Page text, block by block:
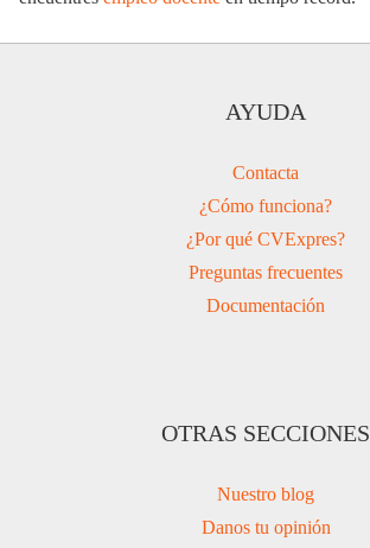
AYUDA
Contacta
¿Cómo funciona?
¿Por qué CVExpres?
Preguntas frecuentes
Documentación
OTRAS SECCIONES
Nuestro blog
Danos tu opinión